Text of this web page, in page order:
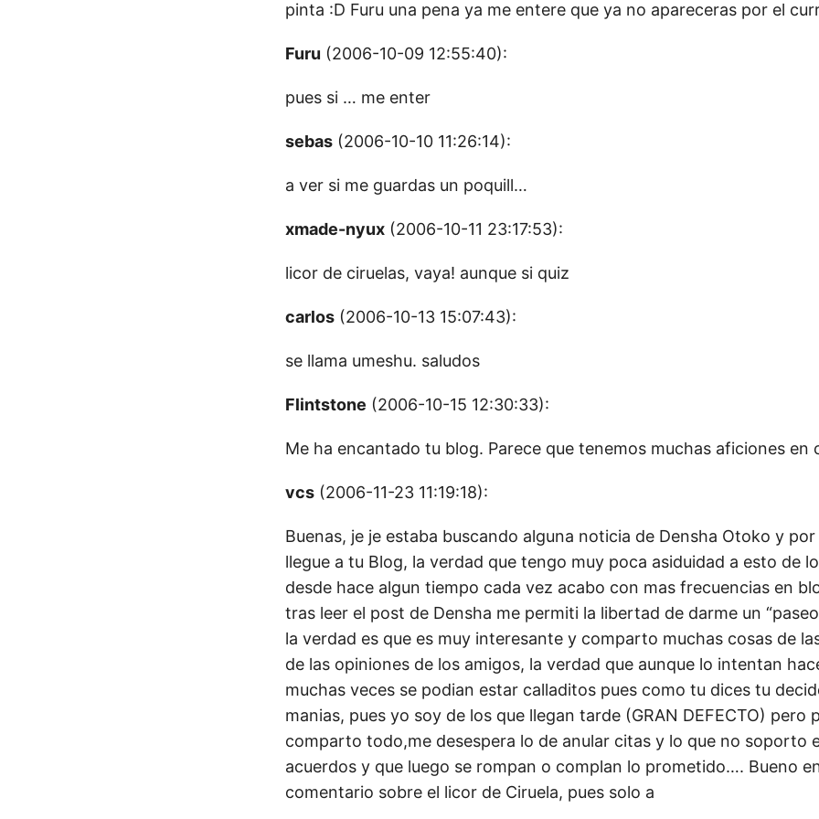
pinta :D Furu una pena ya me entere que ya no apareceras por el
Furu (2006-10-09 12:55:40):
pues si … me enter
sebas (2006-10-10 11:26:14):
a ver si me guardas un poquill…
xmade-nyux (2006-10-11 23:17:53):
licor de ciruelas, vaya! aunque si quiz
carlos (2006-10-13 15:07:43):
se llama umeshu. saludos
Flintstone (2006-10-15 12:30:33):
Me ha encantado tu blog. Parece que tenemos muchas aficiones en
vcs (2006-11-23 11:19:18):
Buenas, je je estaba buscando alguna noticia de Densha Otoko y por
llegue a tu Blog, la verdad que tengo muy poca asiduidad a esto de
desde hace algun tiempo cada vez acabo con mas frecuencias en
tras leer el post de Densha me permiti la libertad de darme un
la verdad es que es muy interesante y comparto muchas cosas de
de las opiniones de los amigos, la verdad que aunque lo intentan
muchas veces se podian estar calladitos pues como tu dices tu
manias, pues yo soy de los que llegan tarde (GRAN DEFECTO) pero
comparto todo,me desespera lo de anular citas y lo que no soporto
acuerdos y que luego se rompan o complan lo prometido…. Bueno
comentario sobre el licor de Ciruela, pues solo a